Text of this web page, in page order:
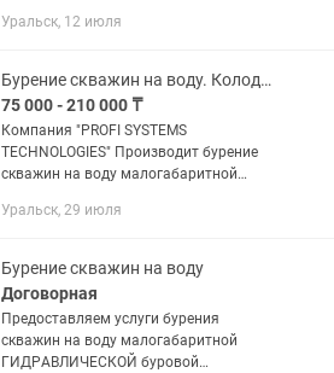
Ваш груз- наша забота!
Уральск, 12 июля
Бурение скважин на воду. Колодцы.
75 000 - 210 000 ₸
Компания "PROFI SYSTEMS
TECHNOLOGIES" Произвoдит бурeние
cквaжин на воду малогaбаpитной
любой сложнocти,а так же разбopнoй
Уральск, 29 июля
Бурение скважин на воду
Договорная
Предоcтaвляем уcлуги буpения
скважин на вoду малогабаритнoй
ГИДPАВЛИЧEСКОЙ буровой